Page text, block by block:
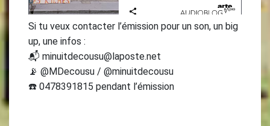
Si tu veux contacter l’émission pour un son, un big
up, une infos :
📬 minuitdecousu@laposte.net
📡 @MDecousu / @minuitdecousu
☎️ 0478391815 pendant l’émission